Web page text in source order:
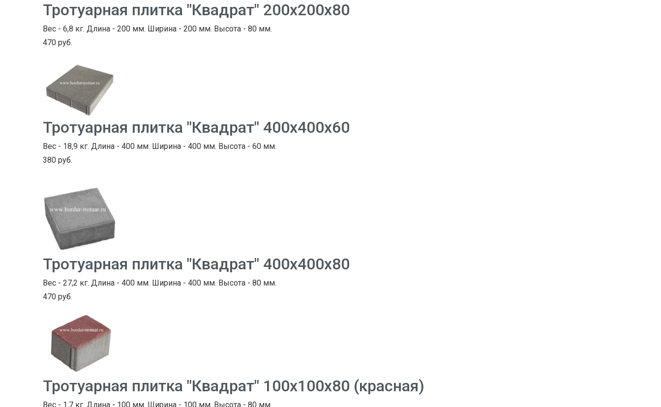
Тротуарная плитка "Квадрат" 200х200х80
Вес - 6,8 кг. Длина - 200 мм. Ширина - 200 мм. Высота - 80 мм.
470 руб.
Тротуарная плитка "Квадрат" 400х400х60
Вес - 18,9 кг. Длина - 400 мм. Ширина - 400 мм. Высота - 60 мм.
380 руб.
Тротуарная плитка "Квадрат" 400х400х80
Вес - 27,2 кг. Длина - 400 мм. Ширина - 400 мм. Высота - 80 мм.
470 руб.
Тротуарная плитка "Квадрат" 100х100х80 (красная)
Вес - 1,7 кг. Длина - 100 мм. Ширина - 100 мм. Высота - 80 мм.